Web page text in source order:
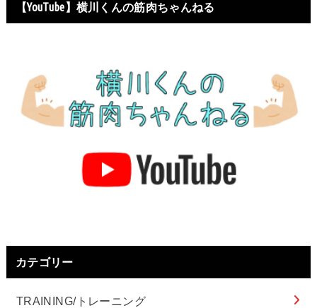
【YouTube】横川くんの筋肉ちゃんねる
カテゴリー
TRAINING/トレーニング